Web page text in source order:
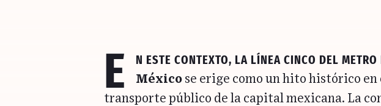
E n este contexto, la Línea Cinco del Metro
México se erige como un hito histórico
transporte público de la capital mexicana. La